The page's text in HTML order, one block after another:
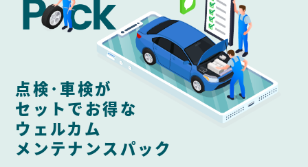
点検･車検が
セットでお得な
ウェルカム
メンテナンスパック